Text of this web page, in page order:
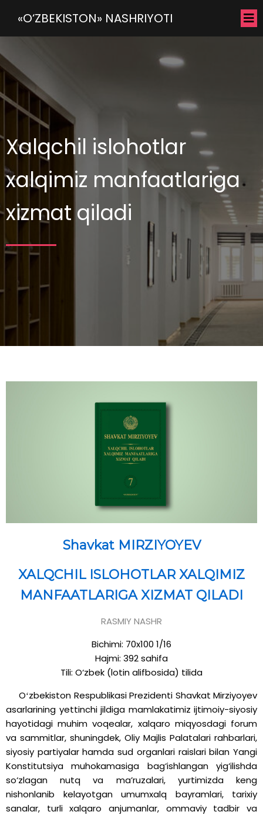
«O‘ZBEKISTON» NASHRIYOTI
Xalqchil islohotlar
xalqimiz manfaatlariga
xizmat qiladi
Shavkat MIRZIYOYEV
XALQCHIL ISLOHOTLAR XALQIMIZ
MANFAATLARIGA XIZMAT QILADI
RASMIY NASHR
Bichimi: 70x100 1/16
Hajmi: 392 sahifa
Tili: O‘zbek (lotin alifbosida) tilida
Oʻzbekiston Respublikasi Prezidenti Shavkat Mirziyoyev
asarlarining yettinchi jildiga mamlakatimiz ijtimoiy-siyosiy
hayotidagi muhim voqealar, xalqaro miqyosdagi forum
va sammitlar, shuningdek, Oliy Majlis Palatalari rahbarlari,
siyosiy partiyalar hamda sud organlari raislari bilan Yangi
Konstitutsiya muhokamasiga bag‘ishlangan yig‘ilishda
so‘zlagan nutq va ma’ruzalari, yurtimizda keng
nishonlanib kelayotgan umumxalq bayramlari, tarixiy
sanalar, turli xalqaro anjumanlar, ommaviy tadbir va